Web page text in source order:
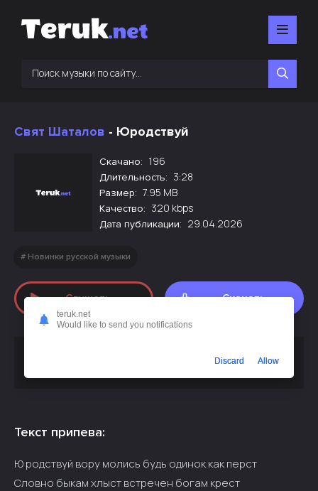
Свят Шаталов - Юродствуй
Скачано: 196
Длительность: 3:28
Размер: 7.95 MB
Качество: 320 kbps
Дата публикации: 29.04.2026
Новинки русской музыки
Слушать Скачать
Свят Шаталов - Юродствуй
или слушать
Текст припева:
Ю родствуй вору молись будь одинок как перст
Словно быкам хлыст встречен богам крест
teruk.net
Would like to send you notifications
Discard Allow